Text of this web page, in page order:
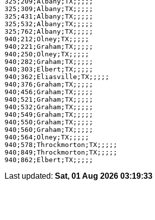
325;309;Albany;TX;;;;;
325;431;Albany;TX;;;;;
325;532;Albany;TX;;;;;
325;762;Albany;TX;;;;;
940;212;Olney;TX;;;;;
940;221;Graham;TX;;;;;
940;250;Olney;TX;;;;;
940;282;Graham;TX;;;;;
940;303;Elbert;TX;;;;;
940;362;Eliasville;TX;;;;;
940;376;Graham;TX;;;;;
940;456;Graham;TX;;;;;
940;521;Graham;TX;;;;;
940;532;Graham;TX;;;;;
940;549;Graham;TX;;;;;
940;550;Graham;TX;;;;;
940;560;Graham;TX;;;;;
940;564;Olney;TX;;;;;
940;578;Throckmorton;TX;;;;;
940;849;Throckmorton;TX;;;;;
Last updated: Sat, 01 Aug 2026 03:19:33